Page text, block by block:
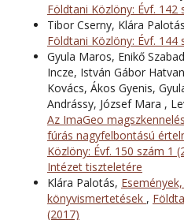
Földtani Közlöny: Évf. 142
Tibor Cserny, Klára
Földtani Közlöny: Évf. 144
Gyula Maros, Enikő
Incze, István Gábor
Kovács, Ákos Gyenis,
Andrássy, József Mara ,
Az ImaGeo
fúrás nagyfelbontású
Közlöny: Évf. 150 szám 1
Intézet tiszteletére
Klára Palotás,
könyvismertetések ,
(2017)